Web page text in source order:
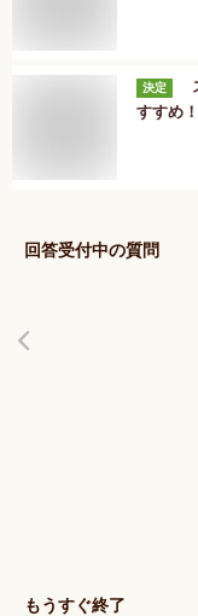
決定
すすめ
回答受付中の質問
もうすぐ終了